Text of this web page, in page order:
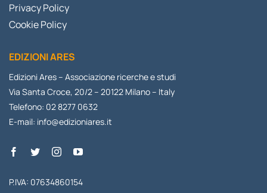
Privacy Policy
Cookie Policy
EDIZIONI ARES
Edizioni Ares – Associazione ricerche e studi
Via Santa Croce, 20/2 – 20122 Milano – Italy
Telefono: 02 8277 0632
E-mail: info@edizioniares.it
P.IVA: 07634860154